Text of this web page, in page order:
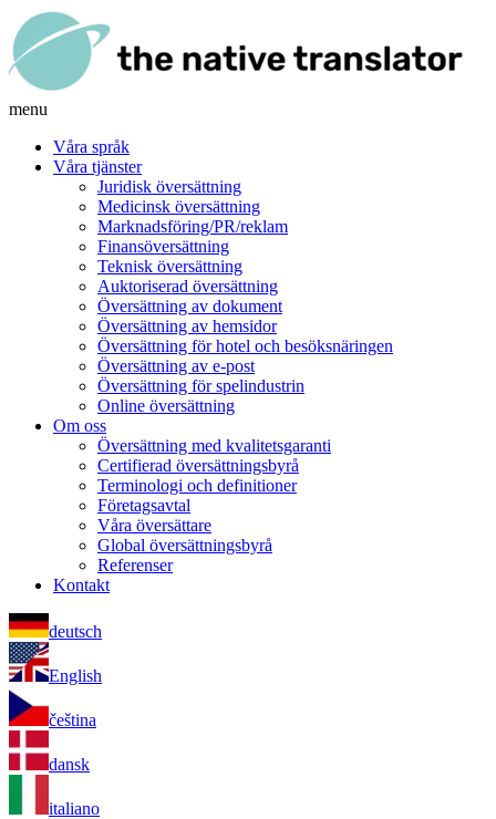
menu
Våra språk
Våra tjänster
Juridisk översättning
Medicinsk översättning
Marknadsföring/PR/reklam
Finansöversättning
Teknisk översättning
Auktoriserad översättning
Översättning av dokument
Översättning av hemsidor
Översättning för hotel och besöksnäringen
Översättning av e-post
Översättning för spelindustrin
Online översättning
Om oss
Översättning med kvalitetsgaranti
Certifierad översättningsbyrå
Terminologi och definitioner
Företagsavtal
Våra översättare
Global översättningsbyrå
Referenser
Kontakt
deutsch
English
čeština
dansk
italiano